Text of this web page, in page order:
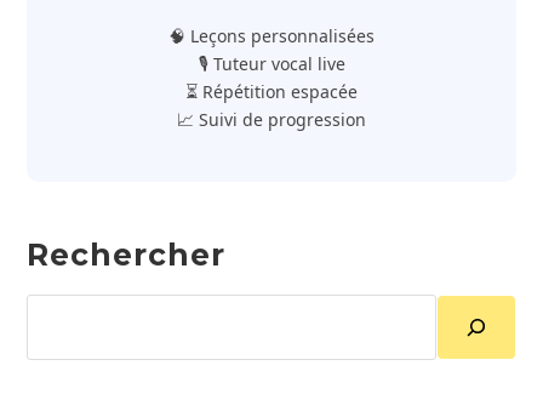
🧠 Leçons personnalisées
🎙️ Tuteur vocal live
⏳ Répétition espacée
📈 Suivi de progression
Rechercher